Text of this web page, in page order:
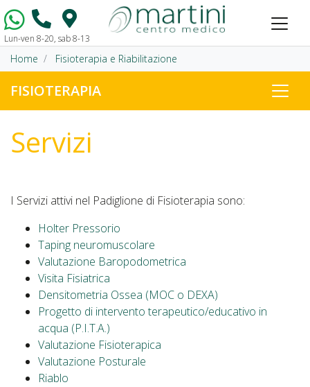
Vai al contenuto
Lun-ven 8-20, sab 8-13
Home Fisioterapia e Riabilitazione
FISIOTERAPIA
Servizi
I Servizi attivi nel Padiglione di Fisioterapia sono:
Holter Pressorio
Taping neuromuscolare
Valutazione Baropodometrica
Visita Fisiatrica
Densitometria Ossea (MOC o DEXA)
Progetto di intervento terapeutico/educativo in
acqua (P.I.T.A.)
Valutazione Fisioterapica
Valutazione Posturale
Riablo